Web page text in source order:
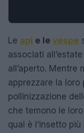
Le api e le vespe
associati
all’aperto. Mentre
apprezzare la loro
pollinizzazione
che temono le
qual è l’insetto